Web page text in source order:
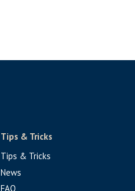
Tips & Tricks
Tips & Tricks
News
FAQ